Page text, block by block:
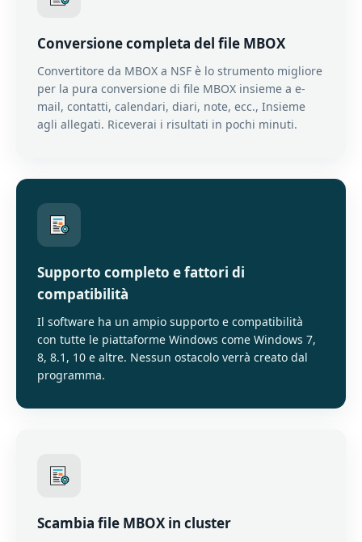
Conversione completa del file MBOX
Convertitore da MBOX a NSF è lo strumento migliore
per la pura conversione di file MBOX insieme a e-
mail, contatti, calendari, diari, note, ecc., Insieme
agli allegati. Riceverai i risultati in pochi minuti.
Supporto completo e fattori di
compatibilità
Il software ha un ampio supporto e compatibilità
con tutte le piattaforme Windows come Windows 7,
8, 8.1, 10 e altre. Nessun ostacolo verrà creato dal
programma.
Scambia file MBOX in cluster